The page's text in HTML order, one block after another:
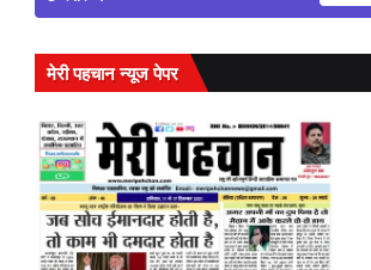
मेरी पहचान न्यूज पेपर